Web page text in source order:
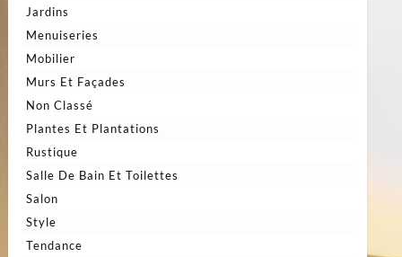
Jardins
Menuiseries
Mobilier
Murs Et Façades
Non Classé
Plantes Et Plantations
Rustique
Salle De Bain Et Toilettes
Salon
Style
Tendance